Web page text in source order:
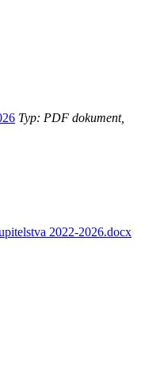
Typ: PDF dokument,
2022-2026.docx